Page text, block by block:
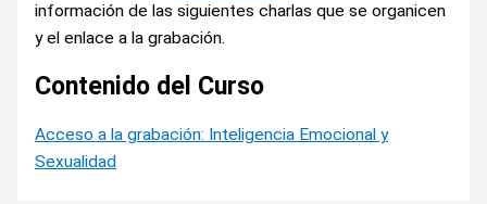
información de las siguientes charlas que se organicen
y el enlace a la grabación.
Contenido del Curso
Acceso a la grabación: Inteligencia Emocional y
Sexualidad